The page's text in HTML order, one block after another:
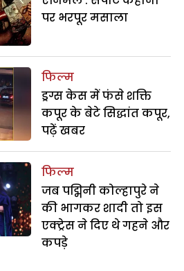
पर भरपूर मसाला
फिल्म
ड्रग्स केस में फंसे शक्ति
कपूर के बेटे सिद्धांत कपूर,
पढ़ें खबर
फिल्म
जब पद्मिनी कोल्हापुरे ने
की भागकर शादी तो इस
एक्ट्रेस ने दिए थे गहने और
कपड़े